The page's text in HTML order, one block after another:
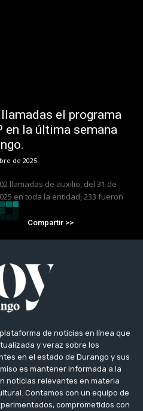
el programa
en la última semana
de 2025
llamadas de auxilio, del 31 de
en toda la entidad, 233 fueron
Compartir >>
de noticias en línea que
y veraz sobre los
en el estado de Durango y sus
es mantener informada a la
noticias relevantes en materia
Contamos con un equipo de
comprometidos con